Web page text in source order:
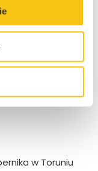
Uwielbiam
oraz chwile
w Toruniu